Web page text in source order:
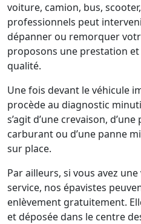
voiture, camion, bus,
professionnels peut
dépanner ou remorquer
proposons une prestation
qualité.
Une fois devant le véhicule
procède au diagnostic
s’agit d’une crevaison,
carburant ou d’une panne
sur place.
Par ailleurs, si vous avez
service, nos épavistes
enlèvement gratuitement.
et déposée dans le centre